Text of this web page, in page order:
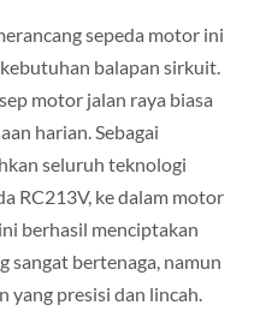
sepeda motor ini
balapan sirkuit.
motor jalan raya biasa
harian. Sebagai
seluruh teknologi
RC213V, ke dalam motor
berhasil menciptakan
sangat bertenaga, namun
yang presisi dan lincah.